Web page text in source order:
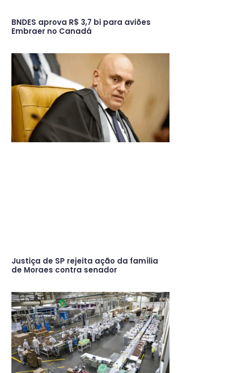
BNDES aprova R$ 3,7 bi para aviões
Embraer no Canadá
Justiça de SP rejeita ação da família
de Moraes contra senador